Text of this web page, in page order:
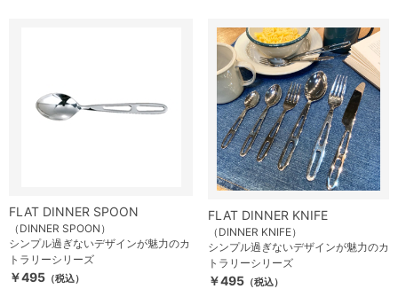
FLAT DINNER SPOON
（DINNER SPOON）
シンプル過ぎないデザインが魅力のカ
トラリーシリーズ
￥495 （税込）
FLAT DINNER KNIFE
（DINNER KNIFE）
シンプル過ぎないデザインが魅力のカ
トラリーシリーズ
￥495 （税込）